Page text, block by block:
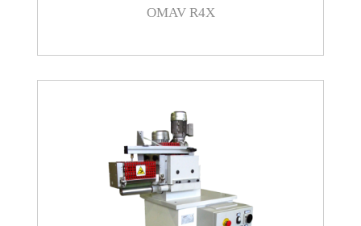
OMAV R4X